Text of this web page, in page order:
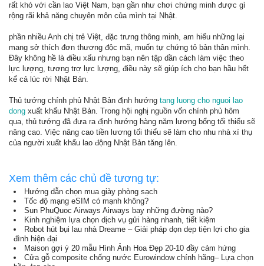
rất khó với cần lao Việt Nam, bạn gần như chơi chứng minh được gì
rộng rãi khả năng chuyên môn của mình tại Nhật.
phần nhiều Anh chị trẻ Việt, đặc trưng thông minh, am hiểu những lại
mang sở thích đơn thương độc mã, muốn tự chứng tỏ bản thân mình.
Đây không hề là điều xấu nhưng bạn nên tập dần cách làm việc theo
lực lượng, tương trợ lực lượng, điều này sẽ giúp ích cho bạn hầu hết
kể cả lúc rời Nhật Bản.
Thủ tướng chính phủ Nhật Bản định hướng tang luong cho nguoi lao
dong xuất khẩu Nhật Bản. Trong hội nghị nguồn vốn chính phủ hôm
qua, thủ tướng đã đưa ra định hướng hàng năm lương bổng tối thiểu sẽ
nâng cao. Việc nâng cao tiền lương tối thiểu sẽ làm cho nhu nhà xí thụ
của người xuất khẩu lao động Nhật Bản tăng lên.
Xem thêm các chủ đề tương tự:
Hướng dẫn chọn mua giày phòng sạch
Tốc độ mạng eSIM có mạnh không?
Sun PhuQuoc Airways Airways bay những đường nào?
Kinh nghiệm lựa chọn dịch vụ gửi hàng nhanh, tiết kiệm
Robot hút bụi lau nhà Dreame – Giải pháp dọn dẹp tiện lợi cho gia
đình hiện đại
Maison gợi ý 20 mẫu Hình Ảnh Hoa Đẹp 20-10 đầy cảm hứng
Cửa gỗ composite chống nước Eurowindow chính hãng– Lựa chọn